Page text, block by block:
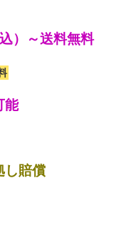
）～送料無料
能
し賠償